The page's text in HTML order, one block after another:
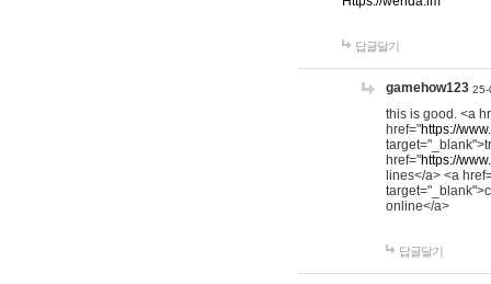
답글달기
gamehow123 25-
this is good. <a
href="https://
href="https://
lines</a> <a
online</a>
답글달기